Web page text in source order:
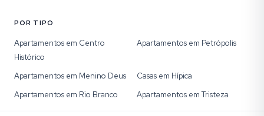
POR TIPO
Apartamentos em Centro
Histórico
Apartamentos em Petrópolis
Apartamentos em Menino Deus
Casas em Hípica
Apartamentos em Rio Branco
Apartamentos em Tristeza